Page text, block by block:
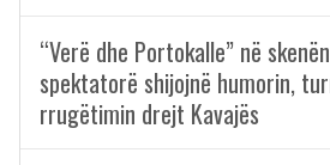
“Verë dhe Portokalle” në
spektatorë shijojnë humorin,
rrugëtimin drejt Kavajës